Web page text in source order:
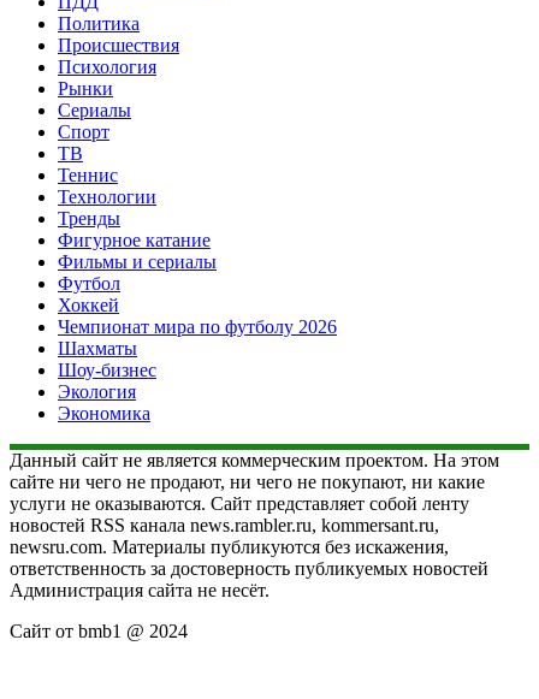
Политика
Происшествия
Психология
Рынки
Сериалы
Спорт
ТВ
Теннис
Технологии
Тренды
Фигурное катание
Фильмы и сериалы
Футбол
Хоккей
Чемпионат мира по футболу 2026
Шахматы
Шоу-бизнес
Экология
Экономика
Данный сайт не является коммерческим проектом. На этом
сайте ни чего не продают, ни чего не покупают, ни какие
услуги не оказываются. Сайт представляет собой ленту
новостей RSS канала news.rambler.ru, kommersant.ru,
newsru.com. Материалы публикуются без искажения,
ответственность за достоверность публикуемых новостей
Администрация сайта не несёт.
Сайт от bmb1 @ 2024